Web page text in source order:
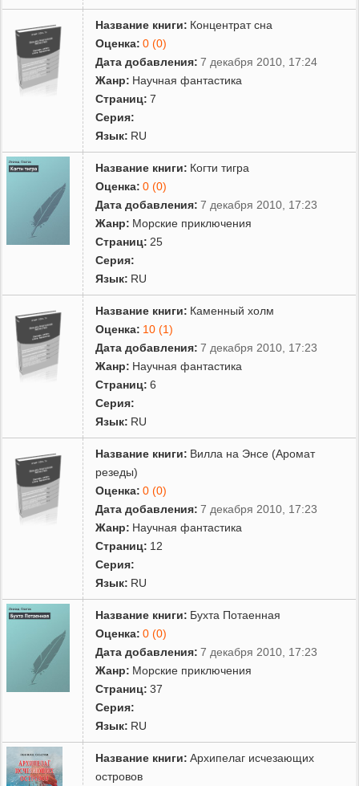
Название книги: Концентрат сна
Оценка: 0 (0)
Дата добавления: 7 декабря 2010, 17:24
Жанр: Научная фантастика
Страниц: 7
Серия:
Язык: RU
Название книги: Когти тигра
Оценка: 0 (0)
Дата добавления: 7 декабря 2010, 17:23
Жанр: Морские приключения
Страниц: 25
Серия:
Язык: RU
Название книги: Каменный холм
Оценка: 10 (1)
Дата добавления: 7 декабря 2010, 17:23
Жанр: Научная фантастика
Страниц: 6
Серия:
Язык: RU
Название книги: Вилла на Энсе (Аромат
резеды)
Оценка: 0 (0)
Дата добавления: 7 декабря 2010, 17:23
Жанр: Научная фантастика
Страниц: 12
Серия:
Язык: RU
Название книги: Бухта Потаенная
Оценка: 0 (0)
Дата добавления: 7 декабря 2010, 17:23
Жанр: Морские приключения
Страниц: 37
Серия:
Язык: RU
Название книги: Архипелаг исчезающих
островов